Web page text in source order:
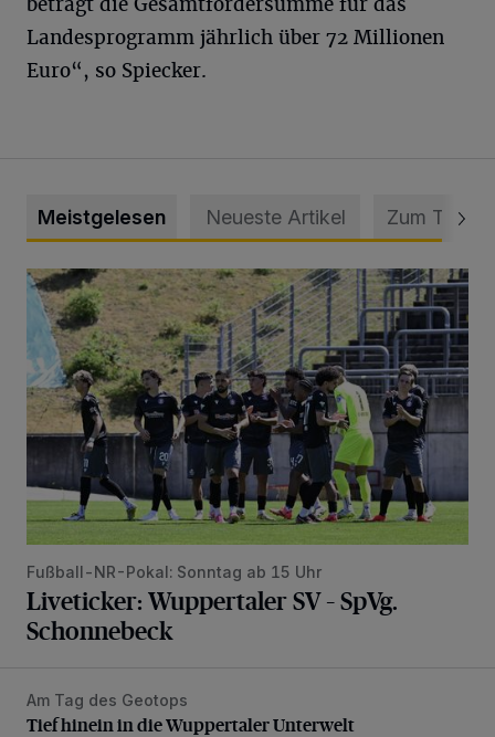
Landesprogramm jährlich über 72 Millionen
Euro“, so Spiecker.
Meistgelesen Neueste Artikel Zum Thema
Liveticker: Wuppertaler SV – SpVg. Schonnebeck
Fußball-NR-Pokal: Sonntag ab 15 Uhr
Liveticker: Wuppertaler SV – SpVg.
Schonnebeck
Tief hinein in die Wuppertaler Unterwelt
Am Tag des Geotops
Tief hinein in die Wuppertaler Unterwelt